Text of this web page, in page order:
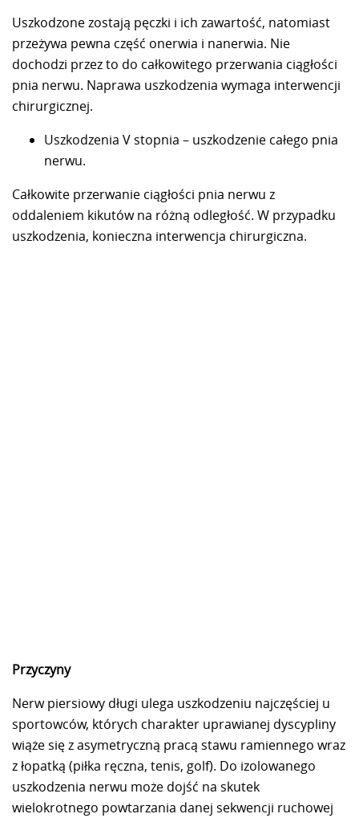
Uszkodzone zostają pęczki i ich zawartość, natomiast
przeżywa pewna część onerwia i nanerwia. Nie
dochodzi przez to do całkowitego przerwania ciągłości
pnia nerwu. Naprawa uszkodzenia wymaga interwencji
chirurgicznej.
Uszkodzenia V stopnia – uszkodzenie całego pnia
nerwu.
Całkowite przerwanie ciągłości pnia nerwu z
oddaleniem kikutów na różną odległość. W przypadku
uszkodzenia, konieczna interwencja chirurgiczna.
Przyczyny
Nerw piersiowy długi ulega uszkodzeniu najczęściej u
sportowców, których charakter uprawianej dyscypliny
wiąże się z asymetryczną pracą stawu ramiennego wraz
z łopatką (piłka ręczna, tenis, golf). Do izolowanego
uszkodzenia nerwu może dojść na skutek
wielokrotnego powtarzania danej sekwencji ruchowej